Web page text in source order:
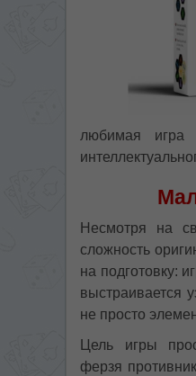
любимая игра
Несмотря на
сложность
на подготовку:
выстраивается
не просто
Цель игры
ферзя